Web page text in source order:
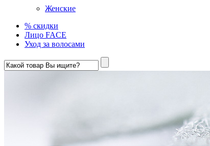
Женские
% скидки
Лицо FACE
Уход за волосами